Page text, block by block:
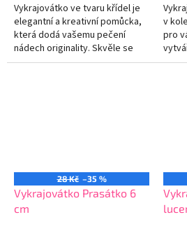
Vykrajovátko ve tvaru křídel je
elegantní a kreativní pomůcka,
která dodá vašemu pečení
nádech originality. Skvěle se
hodí pro výrobu sušenek,
v
pro
28 Kč –35 %
Vykrajovátko Prasátko 6
cm